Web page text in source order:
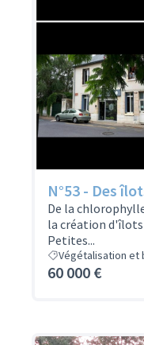
N°53 - Des
De la
la création d'îlots
Petites...
Végétalisation et
60 000 €